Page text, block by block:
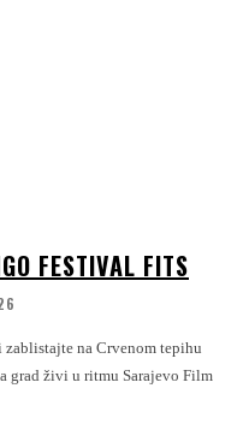
FESTIVAL FITS
na Crvenom tepihu
grad živi u ritmu Sarajevo Film